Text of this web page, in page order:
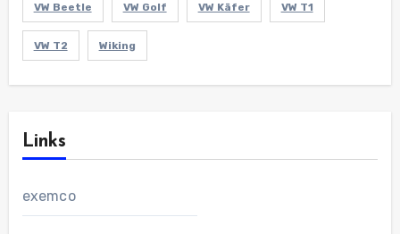
VW Beetle VW Golf VW Käfer VW T1
VW T2 Wiking
Links
exemco